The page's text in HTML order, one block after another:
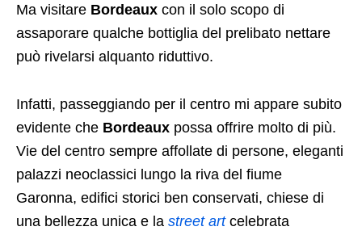
Ma visitare Bordeaux con il solo scopo di
assaporare qualche bottiglia del prelibato nettare
può rivelarsi alquanto riduttivo.
Infatti, passeggiando per il centro mi appare subito
evidente che Bordeaux possa offrire molto di più.
Vie del centro sempre affollate di persone, eleganti
palazzi neoclassici lungo la riva del fiume
Garonna, edifici storici ben conservati, chiese di
una bellezza unica e la street artcelebrata